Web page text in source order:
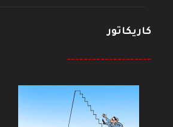
كاريكاتور
--------------------